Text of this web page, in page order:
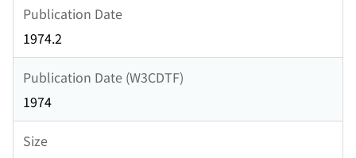
Publication Date
1974.2
Publication Date (W3CDTF)
1974
Size